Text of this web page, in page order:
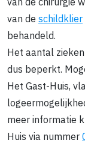
van deschildklier
behandeld.
Het aantal
dus beperkt.
Het Gast-Huis,
meer informatie
Huis via nummer